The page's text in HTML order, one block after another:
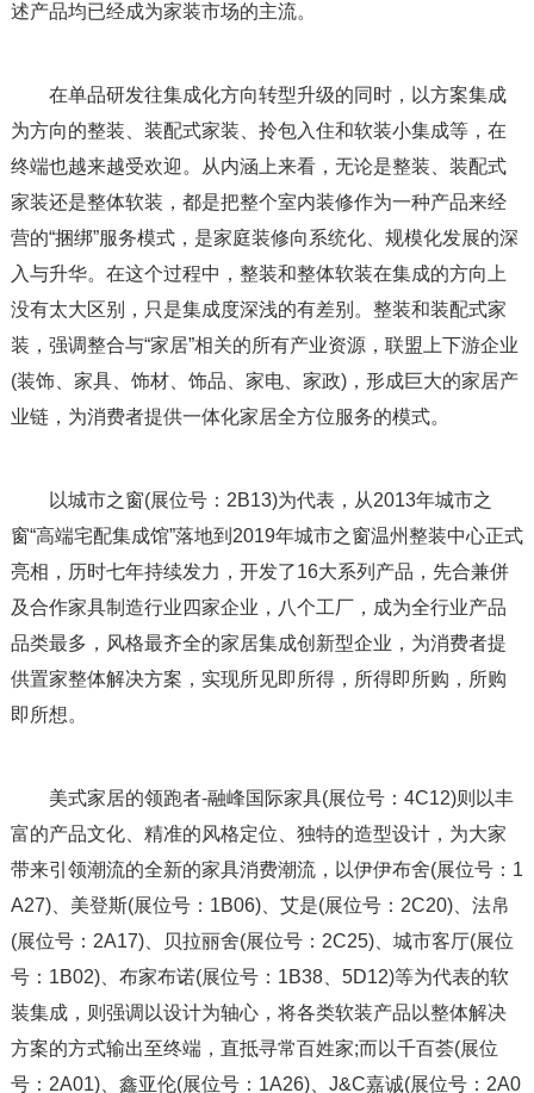
述产品均已经成为家装市场的主流。
在单品研发往集成化方向转型升级的同时，以方案集成
为方向的整装、装配式家装、拎包入住和软装小集成等，在
终端也越来越受欢迎。从内涵上来看，无论是整装、装配式
家装还是整体软装，都是把整个室内装修作为一种产品来经
营的“捆绑”服务模式，是家庭装修向系统化、规模化发展的深
入与升华。在这个过程中，整装和整体软装在集成的方向上
没有太大区别，只是集成度深浅的有差别。整装和装配式家
装，强调整合与“家居”相关的所有产业资源，联盟上下游企业
(装饰、家具、饰材、饰品、家电、家政)，形成巨大的家居产
业链，为消费者提供一体化家居全方位服务的模式。
以城市之窗(展位号：2B13)为代表，从2013年城市之
窗“高端宅配集成馆”落地到2019年城市之窗温州整装中心正式
亮相，历时七年持续发力，开发了16大系列产品，先合兼併
及合作家具制造行业四家企业，八个工厂，成为全行业产品
品类最多，风格最齐全的家居集成创新型企业，为消费者提
供置家整体解决方案，实现所见即所得，所得即所购，所购
即所想。
美式家居的领跑者-融峰国际家具(展位号：4C12)则以丰
富的产品文化、精准的风格定位、独特的造型设计，为大家
带来引领潮流的全新的家具消费潮流，以伊伊布舍(展位号：1
A27)、美登斯(展位号：1B06)、艾是(展位号：2C20)、法帛
(展位号：2A17)、贝拉丽舍(展位号：2C25)、城市客厅(展位
号：1B02)、布家布诺(展位号：1B38、5D12)等为代表的软
装集成，则强调以设计为轴心，将各类软装产品以整体解决
方案的方式输出至终端，直抵寻常百姓家;而以千百荟(展位
号：2A01)、鑫亚伦(展位号：1A26)、J&C嘉诚(展位号：2A0